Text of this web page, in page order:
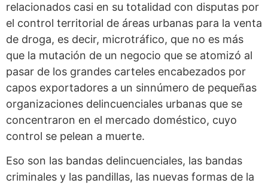
relacionados casi en su totalidad con disputas por
el control territorial de áreas urbanas para la venta
de droga, es decir, microtráfico, que no es más
que la mutación de un negocio que se atomizó al
pasar de los grandes carteles encabezados por
capos exportadores a un sinnúmero de pequeñas
organizaciones delincuenciales urbanas que se
concentraron en el mercado doméstico, cuyo
control se pelean a muerte.
Eso son las bandas delincuenciales, las bandas
criminales y las pandillas, las nuevas formas de la